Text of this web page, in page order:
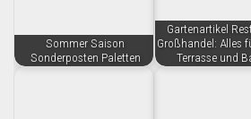
Sommer Saison
Sonderposten Paletten
Gartenartikel
Großhandel: Alles
Terrasse und